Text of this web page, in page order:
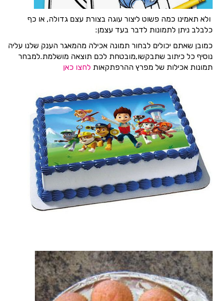
ולא תאמינו כמה פשוט ליצור עוגה בצורת עצם גדולה, או כף
כלבלב ניתן לתמונות לדבר בעד עצמן:
כמובן שאתם יכולים לבחור תמונה אכילה מהמאגר הענק שלנו עליה
נוסיף כל כיתוב שתבקשו,מובטחת לכם תוצאה מושלמת.למבחר
תמונות אכילות של מפרץ ההרפתקאות לחצו כאן